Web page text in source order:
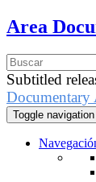
Area
Subtitled
Documentary
Toggle navigation